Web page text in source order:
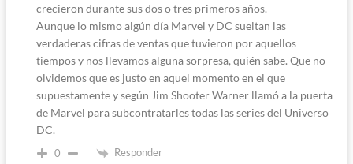
crecieron durante sus dos o tres primeros años.
Aunque lo mismo algún día Marvel y DC sueltan las
verdaderas cifras de ventas que tuvieron por aquellos
tiempos y nos llevamos alguna sorpresa, quién sabe. Que no
olvidemos que es justo en aquel momento en el que
supuestamente y según Jim Shooter Warner llamó a la puerta
de Marvel para subcontratarles todas las series del Universo
DC.
0 Responder